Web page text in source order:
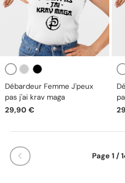
Blanc
Débardeur Femme J'peux
pas j'ai krav maga
29,90 €
Page 1 /